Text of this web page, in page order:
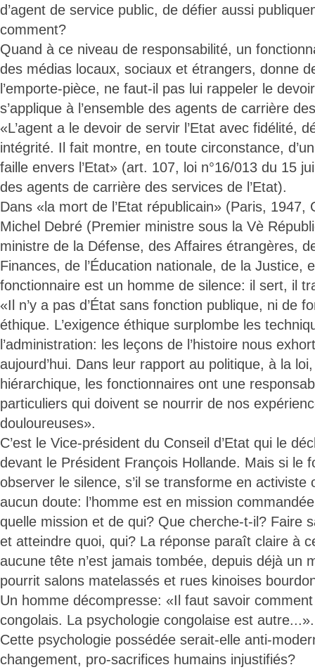
d’agent de service public, de défier aussi
comment?
Quand à ce niveau de responsabilité, un
des médias locaux, sociaux et étrangers, donne
l’emporte-pièce, ne faut-il pas lui rappeler le
s’applique à l’ensemble des agents de carrière
«L’agent a le devoir de servir l’Etat avec fidélité,
intégrité. Il fait montre, en toute circonstance,
faille envers l’Etat» (art. 107, loi n°16/013 du 15
des agents de carrière des services de l’Etat).
Dans «la mort de l’Etat républicain» (Paris, 1947,
Michel Debré (Premier ministre sous la Vè
ministre de la Défense, des Affaires étrangères,
Finances, de l’Éducation nationale, de la Justice,
fonctionnaire est un homme de silence: il sert, il
«Il n’y a pas d’État sans fonction publique, ni de
éthique. L’exigence éthique surplombe les
l’administration: les leçons de l’histoire nous
aujourd’hui. Dans leur rapport au politique, à la loi,
hiérarchique, les fonctionnaires ont une
particuliers qui doivent se nourrir de nos
douloureuses».
C’est le Vice-président du Conseil d’Etat qui le
devant le Président François Hollande. Mais si le
observer le silence, s’il se transforme en activiste
aucun doute: l’homme est en mission
quelle mission et de qui? Que cherche-t-il? Faire
et atteindre quoi, qui? La réponse paraît claire à
aucune tête n’est jamais tombée, depuis déjà un
pourrit salons matelassés et rues kinoises
Un homme décompresse: «Il faut savoir
congolais. La psychologie congolaise est autre...».
Cette psychologie possédée serait-elle anti-
changement, pro-sacrifices humains injustifiés?